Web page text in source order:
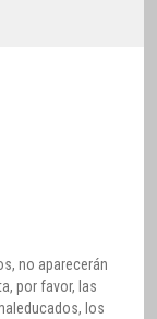
no aparecerán
por favor, las
los